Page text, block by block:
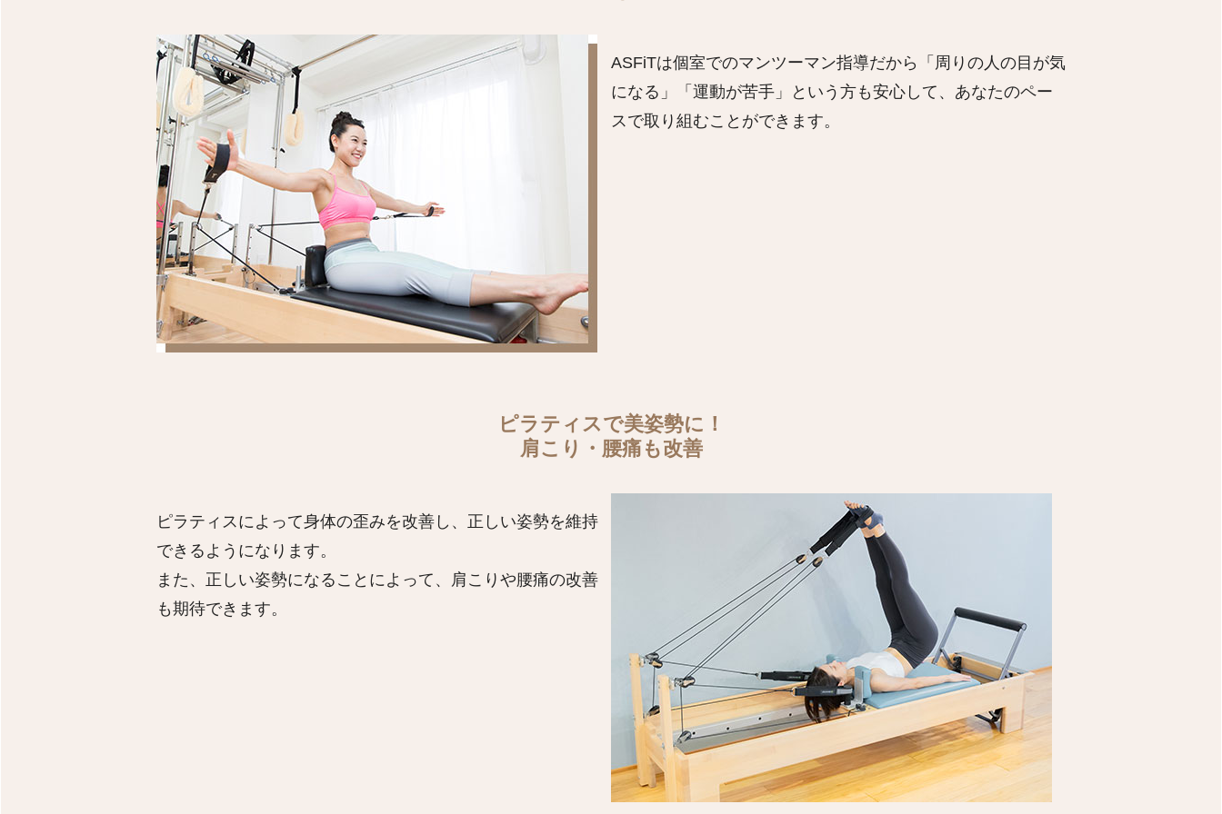
ASFiTは個室でのマンツーマン指導だから「周りの人の目が気
になる」「運動が苦手」という方も安心して、あなたのペー
スで取り組むことができます。
ピラティスで美姿勢に！
肩こり・腰痛も改善
ピラティスによって身体の歪みを改善し、正しい姿勢を維持
できるようになります。
また、正しい姿勢になることによって、肩こりや腰痛の改善
も期待できます。